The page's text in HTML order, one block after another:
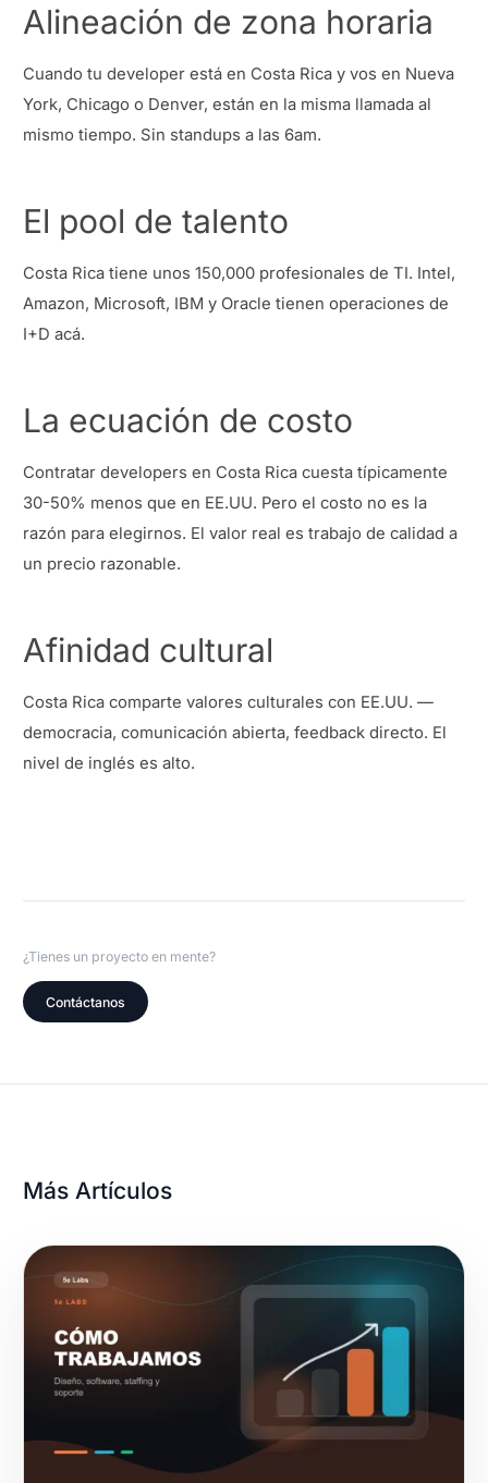
Alineación de zona horaria
Cuando tu developer está en Costa Rica y vos en Nueva
York, Chicago o Denver, están en la misma llamada al
mismo tiempo. Sin standups a las 6am.
El pool de talento
Costa Rica tiene unos 150,000 profesionales de TI. Intel,
Amazon, Microsoft, IBM y Oracle tienen operaciones de
I+D acá.
La ecuación de costo
Contratar developers en Costa Rica cuesta típicamente
30-50% menos que en EE.UU. Pero el costo no es la
razón para elegirnos. El valor real es trabajo de calidad a
un precio razonable.
Afinidad cultural
Costa Rica comparte valores culturales con EE.UU. —
democracia, comunicación abierta, feedback directo. El
nivel de inglés es alto.
¿Tienes un proyecto en mente?
Contáctanos
Más Artículos